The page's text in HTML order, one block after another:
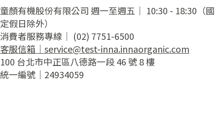
童顏有機股份有限公司 週一至週五｜ 10:30 - 18:30（國
定假日除外）
消費者服務專線｜ (02) 7751-6500
客服信箱｜ service@test-inna.innaorganic.com
100 台北市中正區八德路一段 46 號 8 樓
統一編號｜24934059